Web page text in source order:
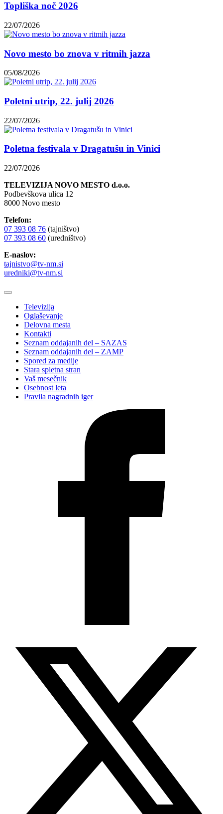
Topliška noč 2026
22/07/2026
Novo mesto bo znova v ritmih jazza
05/08/2026
Poletni utrip, 22. julij 2026
22/07/2026
Poletna festivala v Dragatušu in Vinici
22/07/2026
TELEVIZIJA NOVO MESTO d.o.o.
Podbevškova ulica 12
8000 Novo mesto
Telefon:
07 393 08 76 (tajništvo)
07 393 08 60 (uredništvo)
E-naslov:
tajnistvo@tv-nm.si
uredniki@tv-nm.si
Televizija
Oglaševanje
Delovna mesta
Kontakti
Seznam oddajanih del – SAZAS
Seznam oddajanih del – ZAMP
Spored za medije
Stara spletna stran
Vaš mesečnik
Osebnost leta
Pravila nagradnih iger